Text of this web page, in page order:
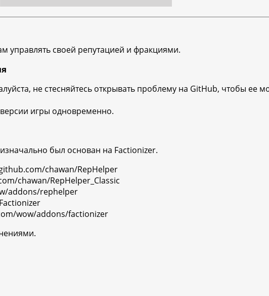
управлять своей репутацией и фракциями.
не стесняйтесь открывать проблему на GitHub, чтобы ее
игры одновременно.
был основан на Factionizer.
chawan/RepHelper
chawan/RepHelper_Classic
addons/rephelper
wow/addons/factionizer